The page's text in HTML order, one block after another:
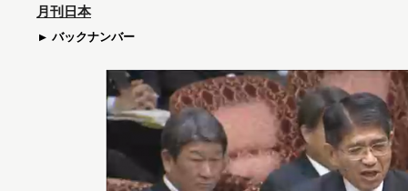
月刊日本
バックナンバー